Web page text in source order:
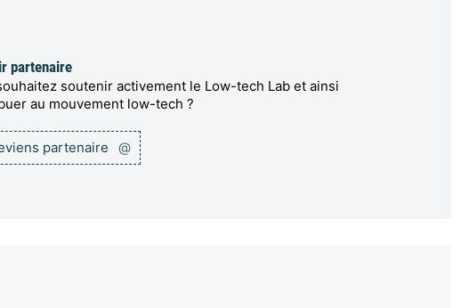
partenaire
soutenir activement le Low-tech Lab et ainsi
au mouvement low-tech ?
partenaire @